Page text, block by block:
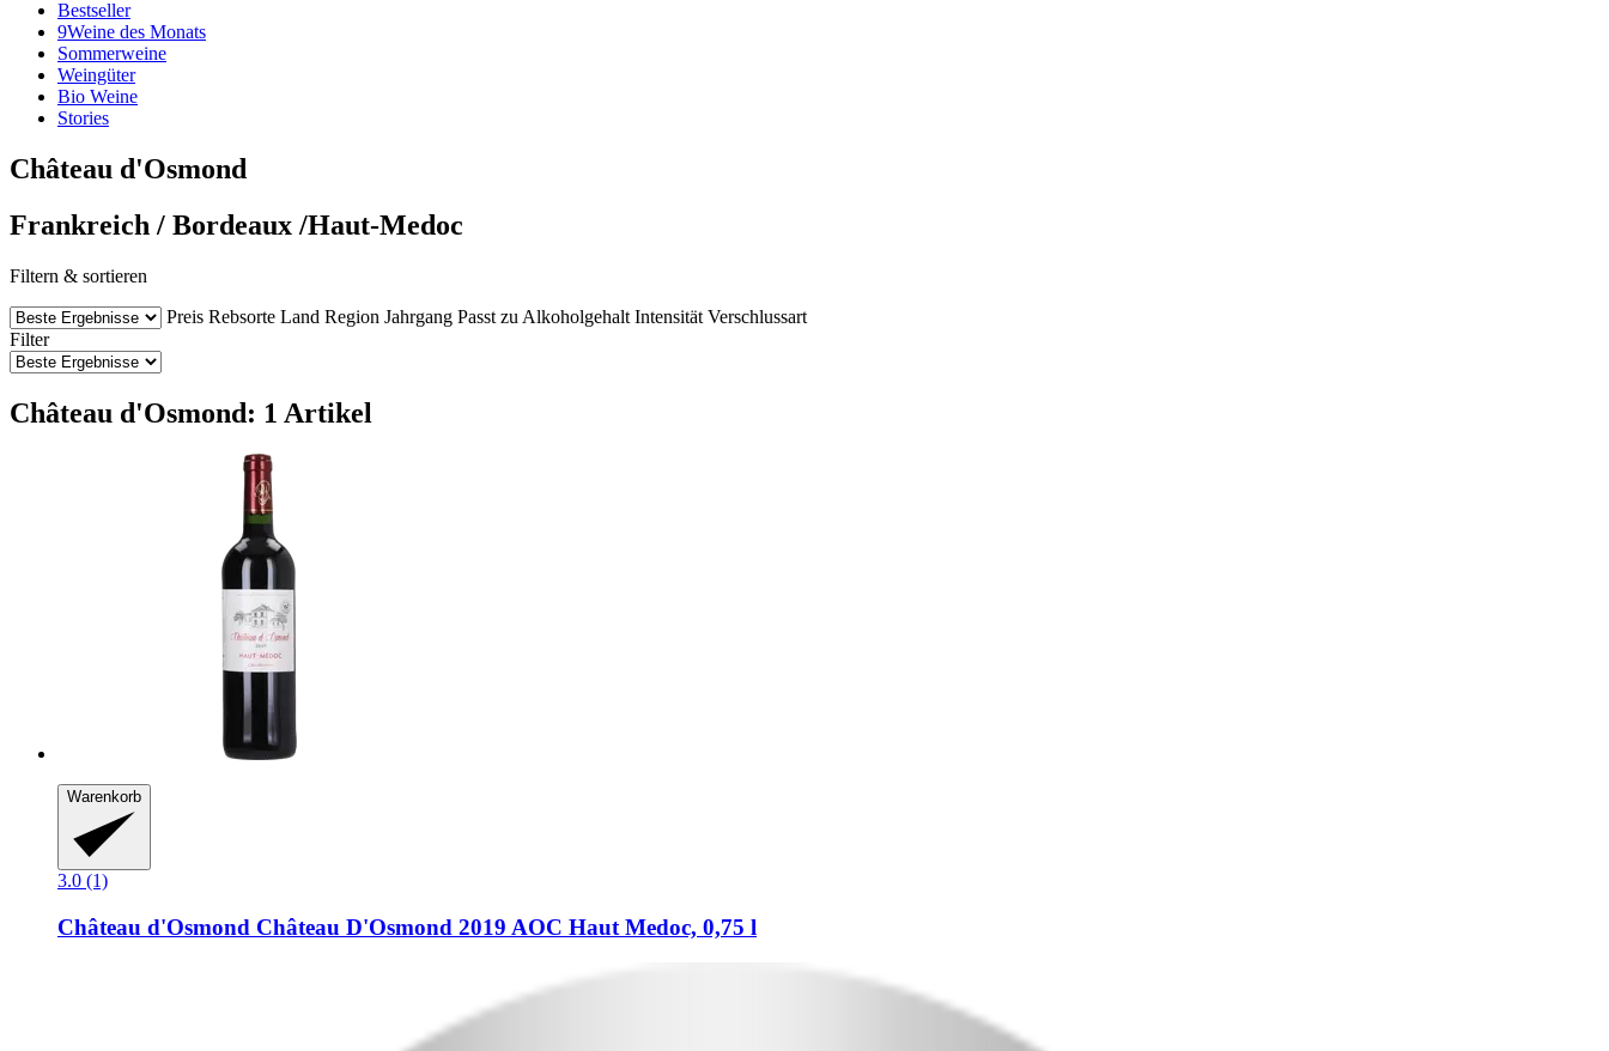
Bestseller
9Weine des Monats
Sommerweine
Weingüter
Bio Weine
Stories
Château d'Osmond
Frankreich / Bordeaux /Haut-Medoc
Filtern & sortieren
Preis Rebsorte Land Region Jahrgang Passt zu Alkoholgehalt Intensität Verschlussart
Filter
Château d'Osmond: 1 Artikel
Warenkorb
3.0 (1)
Château d'Osmond Château D'Osmond 2019 AOC Haut Medoc, 0,75 l